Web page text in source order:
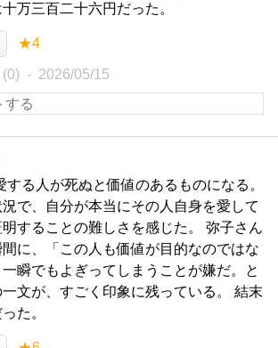
万三百二十六円だった。
★4
2026/05/15
する人が死ぬと価値のあるものになる。
で、自分が本当にその人自身を愛して
することの難しさを感じた。 弥子さん
に、「この人も価値が目的なのではな
瞬でもよぎってしまうことが嫌だ。と
文が、すごく印象に残っている。 結末
た。